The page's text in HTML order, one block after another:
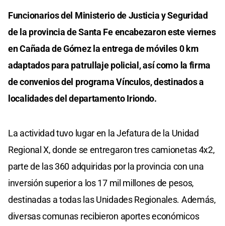
Funcionarios del Ministerio de Justicia y Seguridad
de la provincia de Santa Fe encabezaron este viernes
en Cañada de Gómez la entrega de móviles 0 km
adaptados para patrullaje policial, así como la firma
de convenios del programa Vínculos, destinados a
localidades del departamento Iriondo.
La actividad tuvo lugar en la Jefatura de la Unidad
Regional X, donde se entregaron tres camionetas 4x2,
parte de las 360 adquiridas por la provincia con una
inversión superior a los 17 mil millones de pesos,
destinadas a todas las Unidades Regionales. Además,
diversas comunas recibieron aportes económicos